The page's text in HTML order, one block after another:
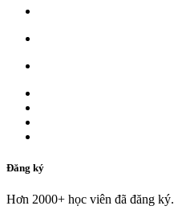
Đăng ký
Hơn 2000+ học viên đã đăng ký.